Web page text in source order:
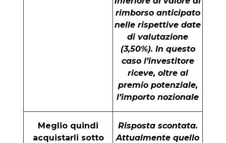
rimborso anticipato
nelle rispettive date
di valutazione
(3,50%). In questo
caso l’investitore
riceve, oltre al
premio potenziale,
l’importo nozionale
Meglio quindi
acquistarli sotto
Risposta scontata.
Attualmente quello